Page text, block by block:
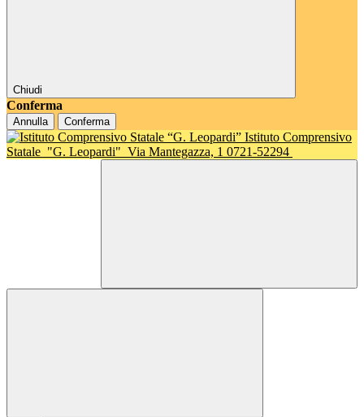
Chiudi
Conferma
Annulla Conferma
Istituto Comprensivo
Statale "G. Leopardi" Via Mantegazza, 1 0721-52294